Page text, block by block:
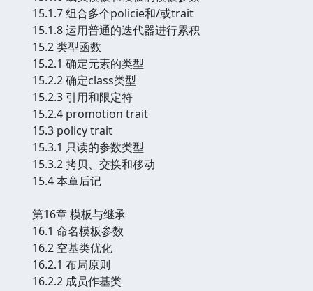
15.1.7 组合多个policie和/或trait
15.1.8 运用普通的迭代器进行累积
15.2 类型函数
15.2.1 确定元素的类型
15.2.2 确定class类型
15.2.3 引用和限定符
15.2.4 promotion trait
15.3 policy trait
15.3.1 只读的参数类型
15.3.2 拷贝、交换和移动
15.4 本章后记
第16章 模板与继承
16.1 命名模板参数
16.2 空基类优化
16.2.1 布局原则
16.2.2 成员作基类